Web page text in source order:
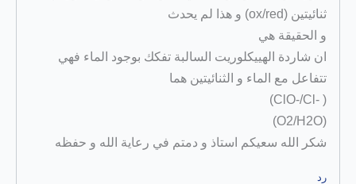
ثنائيتين (ox/red) و هذا لم يحدث
و الحقيقة هي
ان شاردة الهييكلوريت السالبة تفكك بوجود الماء فهي
تتفاعل مع الماء و الثنائيتين هما
( -ClO-/Cl)
(O2/H2O)
شكر الله سعيكم استاذ و دمتم في رعاية الله و حفظه
رد